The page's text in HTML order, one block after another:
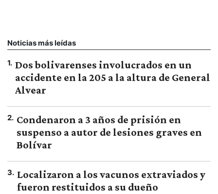
Noticias más leídas
1. Dos bolivarenses involucrados en un
accidente en la 205 a la altura de General
Alvear
2. Condenaron a 3 años de prisión en
suspenso a autor de lesiones graves en
Bolívar
3. Localizaron a los vacunos extraviados y
fueron restituidos a su dueño